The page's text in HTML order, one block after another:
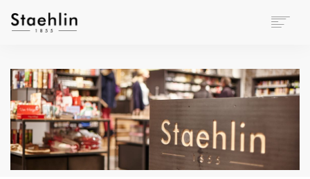
PAPETERIE
BÜROWELT
LEASING
UNTERNEHMEN
KONTAKT
VERANSTALTUNGEN